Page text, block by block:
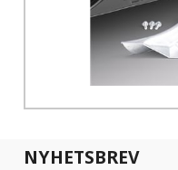
NYHETSBREV